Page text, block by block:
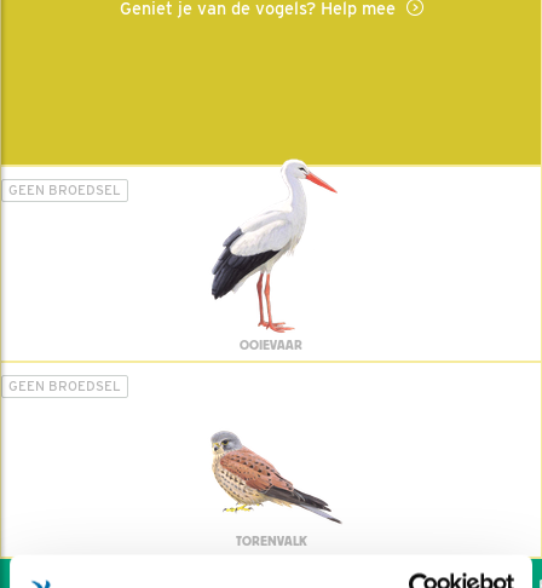
Geniet je van de vogels? Help mee
GEEN BROEDSEL
OOIEVAAR
GEEN BROEDSEL
TORENVALK